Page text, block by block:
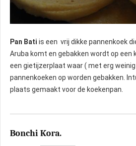
Pan Bati is een vrij dikke pannenkoek
Aruba komt en gebakken wordt op een
een gietijzerplaat waar ( met erg
pannenkoeken op worden gebakken.
plaats gemaakt voor de koekenpan.
Bonchi Kora.